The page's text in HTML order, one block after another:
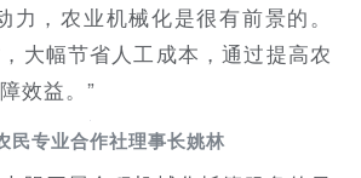
力，农业机械化是很有前景的。
大幅节省人工成本，通过提高农
效益。”
民专业合作社理事长姚林